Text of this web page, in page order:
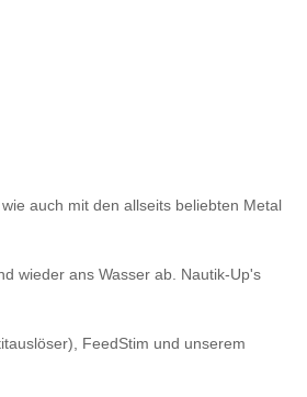
auch mit den allseits beliebten Metal
wieder ans Wasser ab. Nautik-Up's
FeedStim und unserem